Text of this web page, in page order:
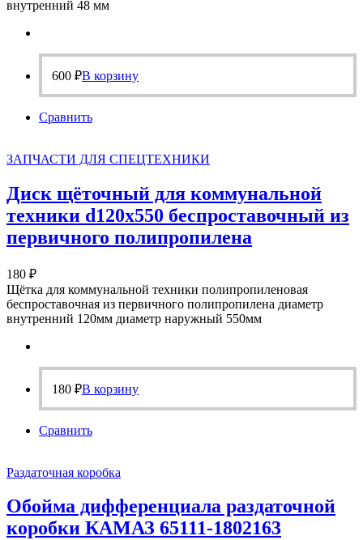
внутренний 48 мм
600 ₽В корзину
Сравнить
ЗАПЧАСТИ ДЛЯ СПЕЦТЕХНИКИ
Диск щёточный для коммунальной
техники d120х550 беспроставочный из
первичного полипропилена
180 ₽
Щётка для коммунальной техники полипропиленовая
беспроставочная из первичного полипропилена диаметр
внутренний 120мм диаметр наружный 550мм
180 ₽В корзину
Сравнить
Раздаточная коробка
Обойма дифференциала раздаточной
коробки КАМАЗ 65111-1802163